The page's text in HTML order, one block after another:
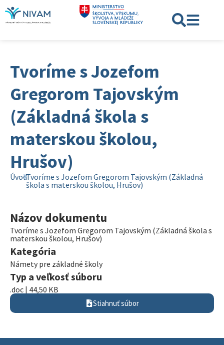
Tvoríme s Jozefom
Gregorom Tajovským
(Základná škola s
materskou školou,
Hrušov)
ÚvodTvoríme s Jozefom Gregorom Tajovským (Základná
škola s materskou školou, Hrušov)
Názov dokumentu
Tvoríme s Jozefom Gregorom Tajovským (Základná škola s
materskou školou, Hrušov)
Kategória
Námety pre základné školy
Typ a veľkosť súboru
.doc | 44,50 KB
Stiahnuť súbor